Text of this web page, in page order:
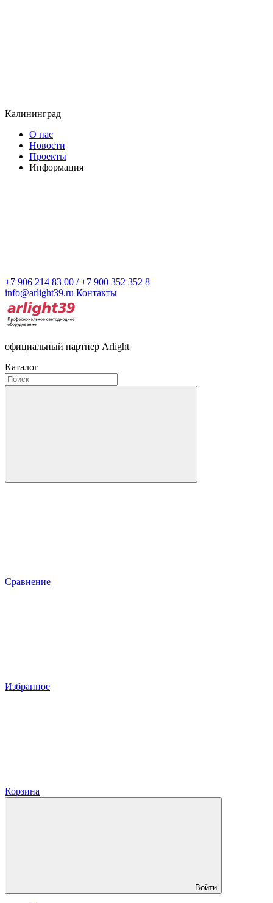
Калининград
О нас
Новости
Проекты
Информация
+7 906 214 83 00 / +7 900 352 352 8
info@arlight39.ru Контакты
официальный партнер Arlight
Каталог
Сравнение
Избранное
Корзина
Войти